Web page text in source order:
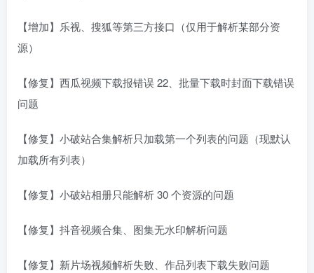
【增加】乐视、搜狐等第三方接口（仅用于解析某部分资
源）
【修复】西瓜视频下载报错误 22、批量下载时封面下载错误
问题
【修复】小破站合集解析只加载第一个列表的问题（现默认
加载所有列表）
【修复】小破站相册只能解析 30 个资源的问题
【修复】抖音视频合集、图集无水印解析问题
【修复】新片场视频解析失败、作品列表下载失败问题